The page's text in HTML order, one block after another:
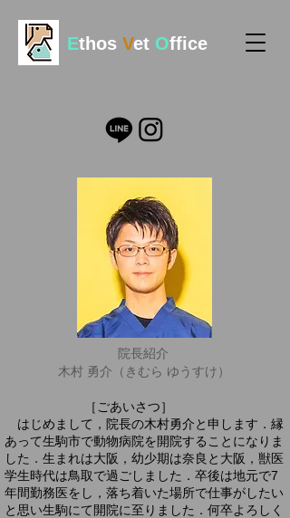
Ethos Vet Office
院長紹介
木村 勇介（きむら ゆうすけ）
​ ［ごあいさつ］
はじめまして，院長の木村勇介と申します．縁
あって生駒市で動物病院を開院することになりま
した．生まれは大阪，幼少期は奈良と大阪，獣医
学生時代は鳥取で過ごしました．卒後は地元で7
年間勤務医をし，落ち着いた場所で仕事がしたい
と思い生駒にて開院に至りました．何卒よろしく